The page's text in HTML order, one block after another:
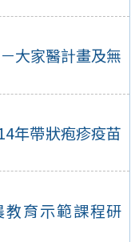
大家醫計畫及無
年帶狀疱疹疫苗
教育示範課程研